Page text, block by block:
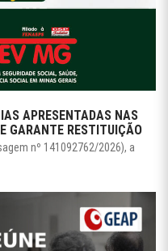
APRESENTADAS NAS
GARANTE RESTITUIÇÃO
nº 141092762/2026), a